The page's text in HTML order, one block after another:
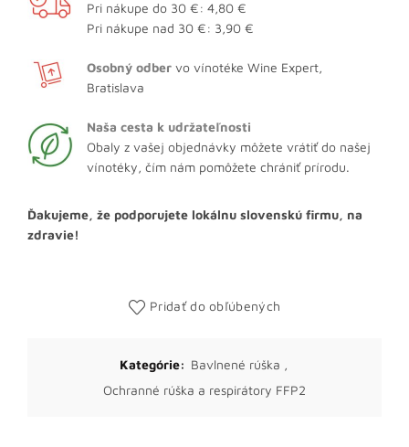
Pri nákupe do 30 €: 4,80 €
Pri nákupe nad 30 €: 3,90 €
Osobný odber vo vínotéke Wine Expert,
Bratislava
Naša cesta k udržateľnosti
Obaly z vašej objednávky môžete vrátiť do našej
vínotéky, čím nám pomôžete chrániť prírodu.
Ďakujeme, že podporujete lokálnu slovenskú firmu, na
zdravie!
Pridať do obľúbených
Kategórie: Bavlnené rúška ,
Ochranné rúška a respirátory FFP2